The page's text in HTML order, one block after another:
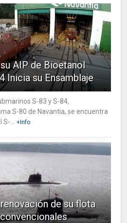
AIP de Bioetanol
Inicia su Ensamblaje
S-83 y S-84,
S-80 de Navantia, se encuentra
...
+Info
de su flota